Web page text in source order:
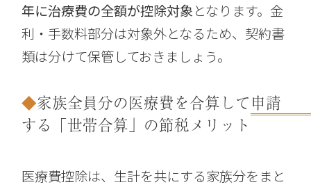
年に治療費の全額が控除対象となります。金
利・手数料部分は対象外となるため、契約書
類は分けて保管しておきましょう。
家族全員分の医療費を合算して申請
する「世帯合算」の節税メリット
医療費控除は、生計を共にする家族分をまと